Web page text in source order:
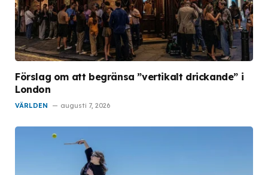
Förslag om att begränsa ”vertikalt drickande” i
London
VÄRLDEN augusti 7, 2026